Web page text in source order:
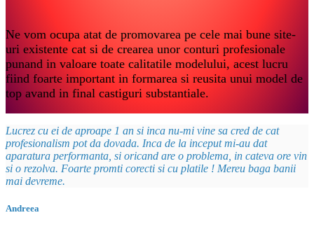
Ne vom ocupa atat de promovarea pe cele mai bune site-
uri existente cat si de crearea unor conturi profesionale
punand in valoare toate calitatile modelului, acest lucru
fiind foarte important in formarea si reusita unui model de
top avand in final castiguri substantiale.
Lucrez cu ei de aproape 1 an si inca nu-mi vine sa cred de cat
profesionalism pot da dovada. Inca de la inceput mi-au dat
aparatura performanta, si oricand are o problema, in cateva ore vin
si o rezolva. Foarte promti corecti si cu platile ! Mereu baga banii
mai devreme.
Andreea